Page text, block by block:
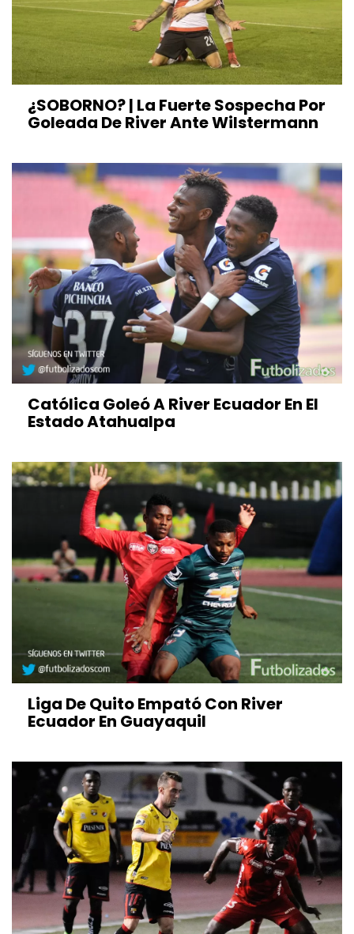
¿SOBORNO? | La Fuerte Sospecha Por
Goleada De River Ante Wilstermann
Católica Goleó A River Ecuador En El
Estado Atahualpa
Liga De Quito Empató Con River
Ecuador En Guayaquil